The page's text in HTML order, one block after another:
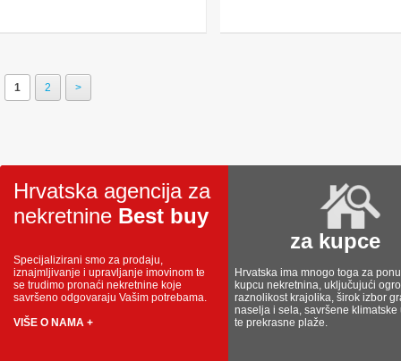
1 2 >
Hrvatska agencija za
nekretnine Best buy
Specijalizirani smo za prodaju,
iznajmljivanje i upravljanje imovinom te
se trudimo pronaći nekretnine koje
savršeno odgovaraju Vašim potrebama.
VIŠE O NAMA +
za kupce
Hrvatska ima mnogo toga za
kupcu nekretnina, uključujući
raznolikost krajolika, širok izbor
naselja i sela, savršene klimatske
te prekrasne plaže.